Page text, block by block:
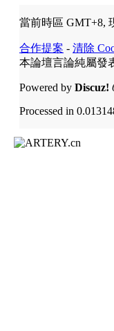
當前時區 GMT+8,
合作提案 - 清除
本論壇言論純屬發
Powered by Discuz!
Processed in